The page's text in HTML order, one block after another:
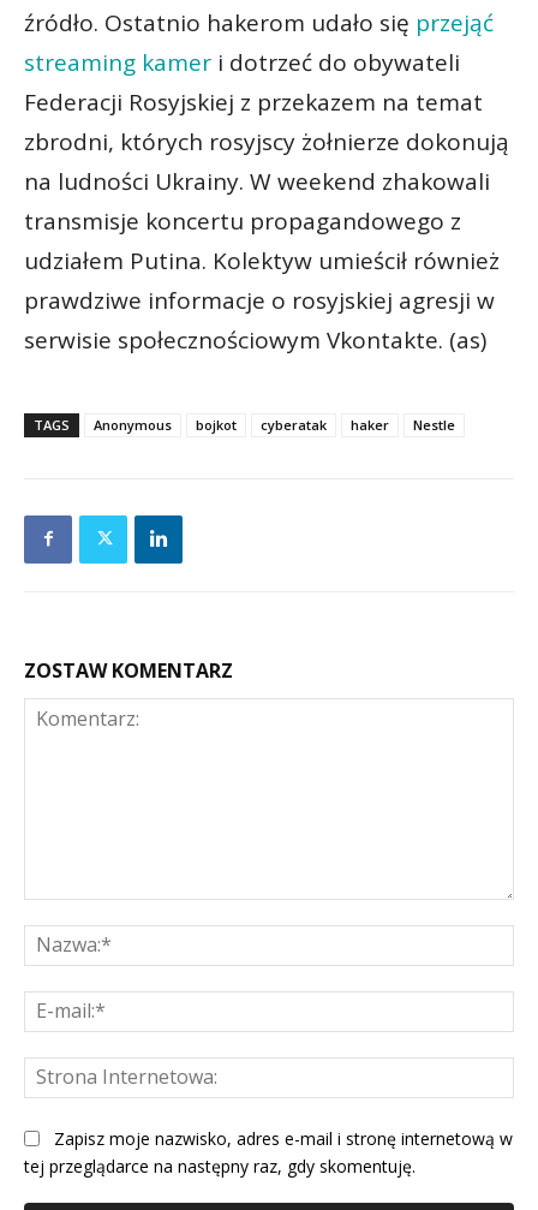
źródło. Ostatnio hakerom udało się przejąć
streaming kamer i dotrzeć do obywateli
Federacji Rosyjskiej z przekazem na temat
zbrodni, których rosyjscy żołnierze dokonują
na ludności Ukrainy. W weekend zhakowali
transmisje koncertu propagandowego z
udziałem Putina. Kolektyw umieścił również
prawdziwe informacje o rosyjskiej agresji w
serwisie społecznościowym Vkontakte. (as)
TAGS Anonymous bojkot cyberatak haker Nestle
ZOSTAW KOMENTARZ
Zapisz moje nazwisko, adres e-mail i stronę internetową w
tej przeglądarce na następny raz, gdy skomentuję.